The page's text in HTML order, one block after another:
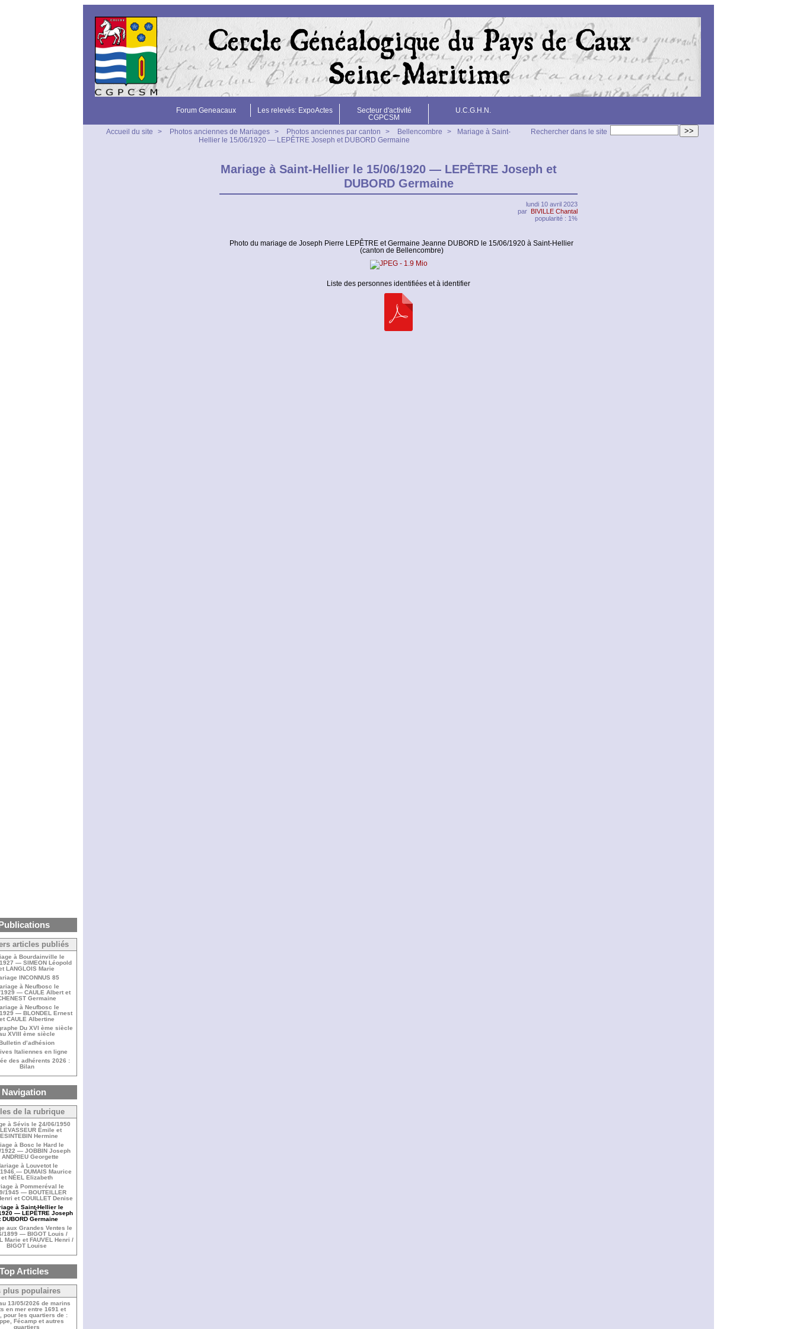
Forum Geneacaux Les relevés: ExpoActes
Secteur d'activité
CGPCSM
U.C.G.H.N.
>>
Rechercher dans le site
Accueil du site > Photos anciennes de Mariages > Photos anciennes par canton > Bellencombre >
Mariage à Saint-
Hellier le 15/06/1920 — LEPÊTRE Joseph et DUBORD Germaine
Mariage à Saint-Hellier le 15/06/1920 — LEPÊTRE Joseph et
DUBORD Germaine
lundi 10 avril 2023
par BIVILLE Chantal
popularité : 1%
Photo du mariage de Joseph Pierre LEPÊTRE et Germaine Jeanne DUBORD le 15/06/1920 à Saint-Hellier
(canton de Bellencombre)
Liste des personnes identifiées et à identifier
articles publiés
à Bourdainville le
— SIMEON Léopold
LANGLOIS Marie
INCONNUS 85
à Neufbosc le
— CAULE Albert et
Germaine
à Neufbosc le
— BLONDEL Ernest
CAULE Albertine
Du XVI ème siècle
XVIII ème siècle
d’adhésion
Italiennes en ligne
des adhérents 2026 :
Bilan
Navigation
de la rubrique
à Sévis le 24/06/1950
Émile et
Hermine
à Bosc le Hard le
1922 — JOBBIN Joseph
ANDRIEU Georgette
à Louvetot le
— DUMAIS Maurice
et NÉEL Elizabeth
à Pommeréval le
1945 — BOUTEILLER
et COUILLET Denise
à Saint-Hellier le
— LEPÊTRE Joseph
DUBORD Germaine
aux Grandes Ventes le
1899 — BIGOT Louis /
Marie et FAUVEL Henri /
BIGOT Louise
Articles
plus populaires
13/05/2026 de marins
en mer entre 1691 et
pour les quartiers de :
Fécamp et autres
quartiers